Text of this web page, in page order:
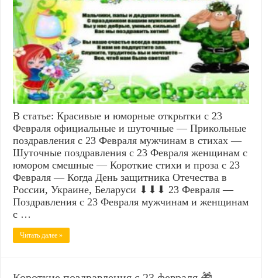
В статье: Красивые и юморные открытки с 23
Февраля официальные и шуточные — Прикольные
поздравления с 23 Февраля мужчинам в стихах —
Шуточные поздравления с 23 Февраля женщинам с
юмором смешные — Короткие стихи и проза с 23
Февраля — Когда День защитника Отечества в
России, Украине, Беларуси ⬇⬇⬇ 23 Февраля —
Поздравления с 23 Февраля мужчинам и женщинам
с …
Читать далее »